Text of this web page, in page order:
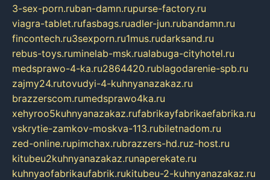
3-sex-porn.ruban-damn.rupurse-factory.ru
viagra-tablet.rufasbags.ruadler-jun.rubandamn.ru
fincontech.ru3sexporn.ru1mus.rudarksand.ru
rebus-toys.ruminelab-msk.rualabuga-cityhotel.ru
medsprawo-4-ka.ru2864420.rublagodarenie-spb.ru
zajmy24.rutovudyi-4-kuhnyanazakaz.ru
brazzerscom.rumedsprawo4ka.ru
xehyroo5kuhnyanazakaz.rufabrikayfabrikaefabrika.ru
vskrytie-zamkov-moskva-113.rubiletnadom.ru
zed-online.rupimchax.rubrazzers-hd.ruz-host.ru
kitubeu2kuhnyanazakaz.runaperekate.ru
kuhnyaofabrikaufabrik.rukitubeu-2-kuhnyanazakaz.ru